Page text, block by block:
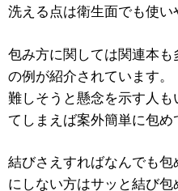
洗える点は衛生面でも使い
包み方に関しては関連本
の例が紹介されています。
難しそうと懸念を示す人
てしまえば案外簡単に包め
結びさえすればなんでも
にしない方はサッと結び包